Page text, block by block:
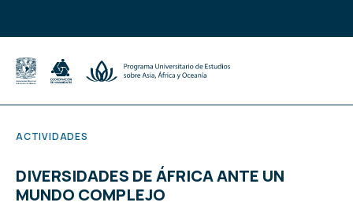
ACTIVIDADES
DIVERSIDADES DE ÁFRICA ANTE UN
MUNDO COMPLEJO